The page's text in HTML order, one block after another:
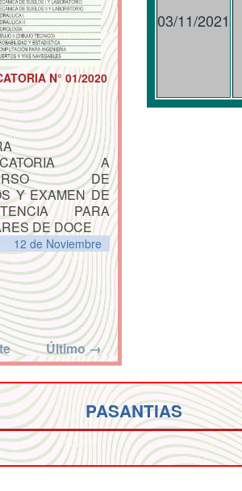
N° 01/2020
A
DE
Y EXAMEN DE
PARA
DE DOCE
12 de Noviembre
Último →
03/11/2021
PASANTIAS